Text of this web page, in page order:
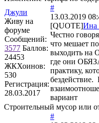
Джули
Живу на
форуме
Сообщений:
3577 Баллов:
24453
ЖКХоинов:
530
Регистрация:
28.03.2017
#
13.03.2019
[QUOTE]
Честно
что мешает
выходить на
где они
практику,
вариант
Строительный мусор или
#